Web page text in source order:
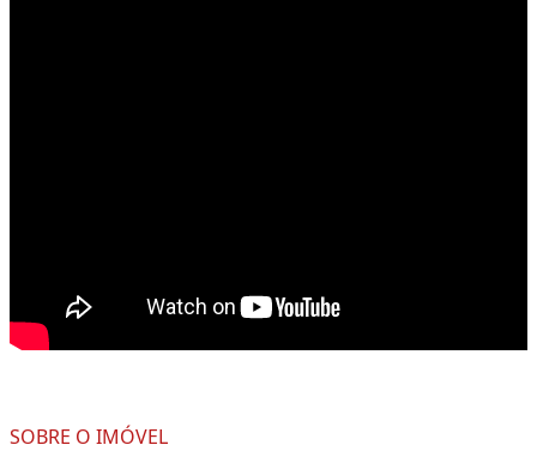
SOBRE O IMÓVEL